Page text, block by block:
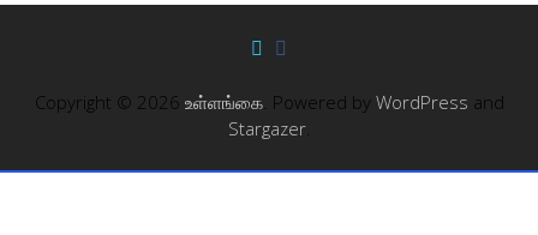
Copyright © 2026 உள்ளங்கை. Powered by WordPress and
Stargazer.